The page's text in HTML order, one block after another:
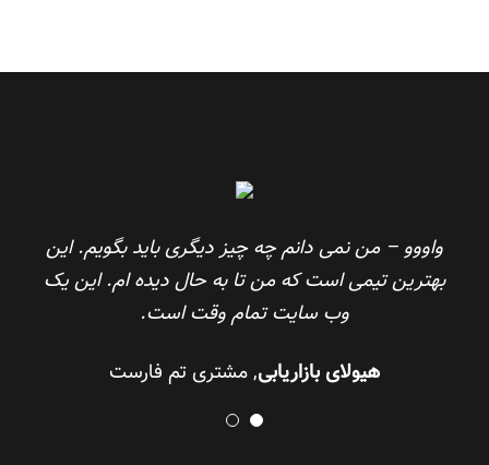
واووو – من نمی دانم چه چیز دیگری باید بگویم. این
بهترین تیمی است که من تا به حال دیده ام. این یک
وب سایت تمام وقت است.
هیولای بازاریابی,مشتری تم فارست
این تیم پشتیبانی عالی را ارائه می دهد ، به کاربران خود
گوش می دهد و بطور مداوم برای بهبود محصول خود
کار می کند.
استفان کرونین رهبر تیم باکیفیت اینفاتو